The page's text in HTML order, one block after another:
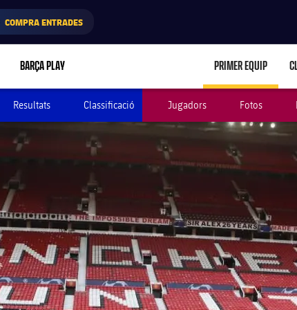
COMPRA ENTRADES
BARÇA PLAY PRIMER EQUIP
Resultats Classificació Jugadors Fotos